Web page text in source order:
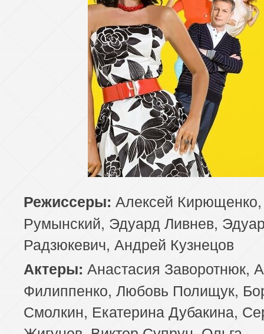
Режиссеры: Алексей
Румынский, Эдуард Ливнев,
Радзюкевич, Андрей Кузнецов
Актеры: Анастасия Заворотнюк,
Филиппенко, Любовь Полищук,
Смолкин, Екатерина Дубакина,